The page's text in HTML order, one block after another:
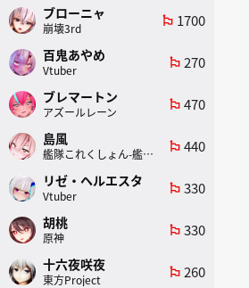
ブローニャ
崩壊3rd
emoji_flags 1700
百鬼あやめ
Vtuber
emoji_flags 270
ブレマートン
アズールレーン
emoji_flags 470
島風
艦隊これくしょん-艦これ-
emoji_flags 440
リゼ・ヘルエスタ
Vtuber
emoji_flags 330
胡桃
原神
emoji_flags 330
十六夜咲夜
東方Project
emoji_flags 260